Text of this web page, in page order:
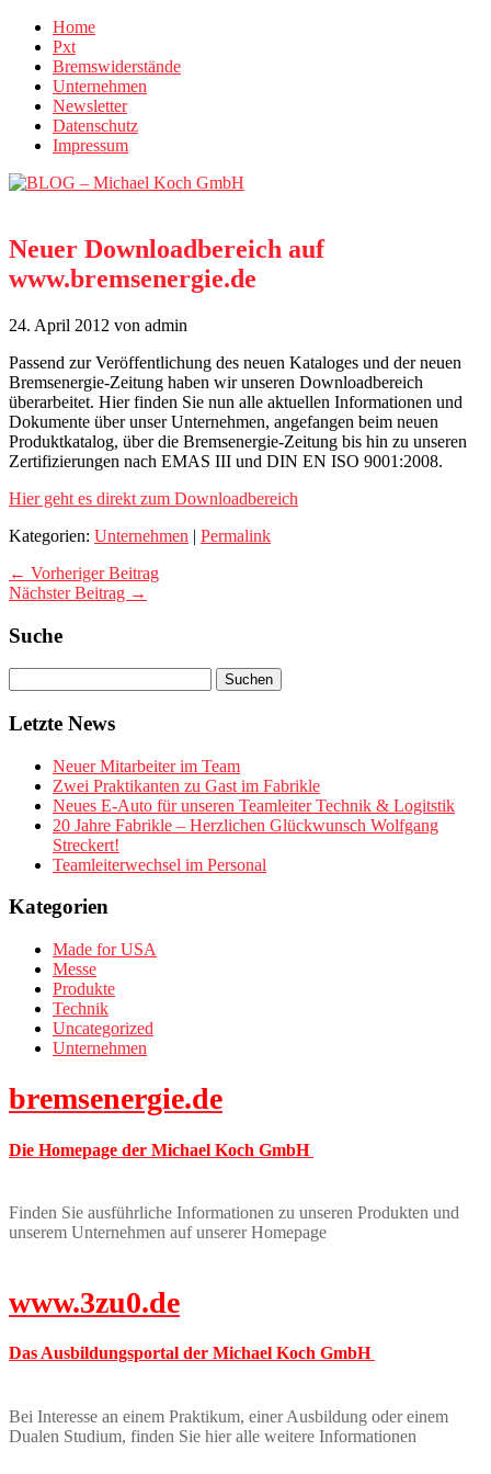
Home
Pxt
Bremswiderstände
Unternehmen
Newsletter
Datenschutz
Impressum
Neuer Downloadbereich auf
www.bremsenergie.de
24. April 2012 von admin
Passend zur Veröffentlichung des neuen Kataloges und der neuen
Bremsenergie-Zeitung haben wir unseren Downloadbereich
überarbeitet. Hier finden Sie nun alle aktuellen Informationen und
Dokumente über unser Unternehmen, angefangen beim neuen
Produktkatalog, über die Bremsenergie-Zeitung bis hin zu unseren
Zertifizierungen nach EMAS III und DIN EN ISO 9001:2008.
Hier geht es direkt zum Downloadbereich
Kategorien: Unternehmen | Permalink
← Vorheriger Beitrag
Nächster Beitrag →
Suche
Letzte News
Neuer Mitarbeiter im Team
Zwei Praktikanten zu Gast im Fabrikle
Neues E-Auto für unseren Teamleiter Technik & Logitstik
20 Jahre Fabrikle – Herzlichen Glückwunsch Wolfgang
Streckert!
Teamleiterwechsel im Personal
Kategorien
Made for USA
Messe
Produkte
Technik
Uncategorized
Unternehmen
bremsenergie.de
Die Homepage der Michael Koch GmbH
Finden Sie ausführliche Informationen zu unseren Produkten und
unserem Unternehmen auf unserer Homepage
www.3zu0.de
Das Ausbildungsportal der Michael Koch GmbH
Bei Interesse an einem Praktikum, einer Ausbildung oder einem
Dualen Studium, finden Sie hier alle weitere Informationen